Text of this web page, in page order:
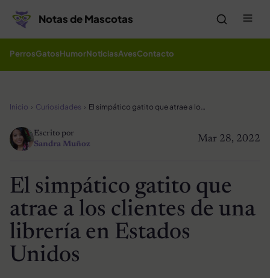
Notas de Mascotas
PerrosGatosHumorNoticiasAvesContacto
Inicio Curiosidades El simpático gatito que atrae a los clientes de una librería en Estados Unidos
Mar 28, 2022
Escrito por
Sandra Muñoz
El simpático gatito que
atrae a los clientes de una
librería en Estados
Unidos